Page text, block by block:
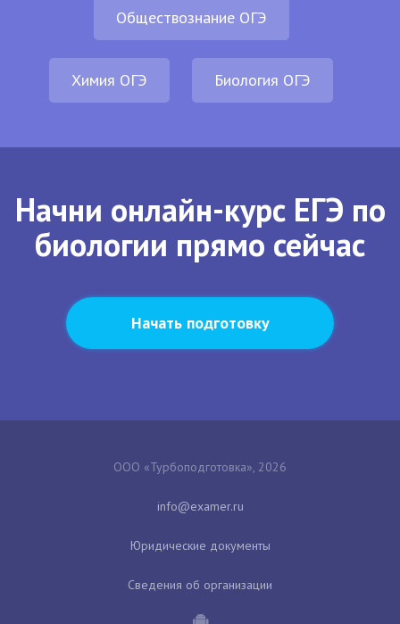
Обществознание ОГЭ
Химия ОГЭ Биология ОГЭ
Начни онлайн-курс ЕГЭ по
биологии прямо сейчас
Начать подготовку
ООО «Турбоподготовка», 2026
Юридические документы
Сведения об организации